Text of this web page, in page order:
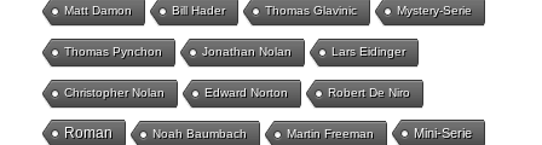
Matt Damon Bill Hader Thomas Glavinic Mystery-Serie
Thomas Pynchon Jonathan Nolan Lars Eidinger
Christopher Nolan Edward Norton Robert De Niro
Roman Noah Baumbach Martin Freeman Mini-Serie